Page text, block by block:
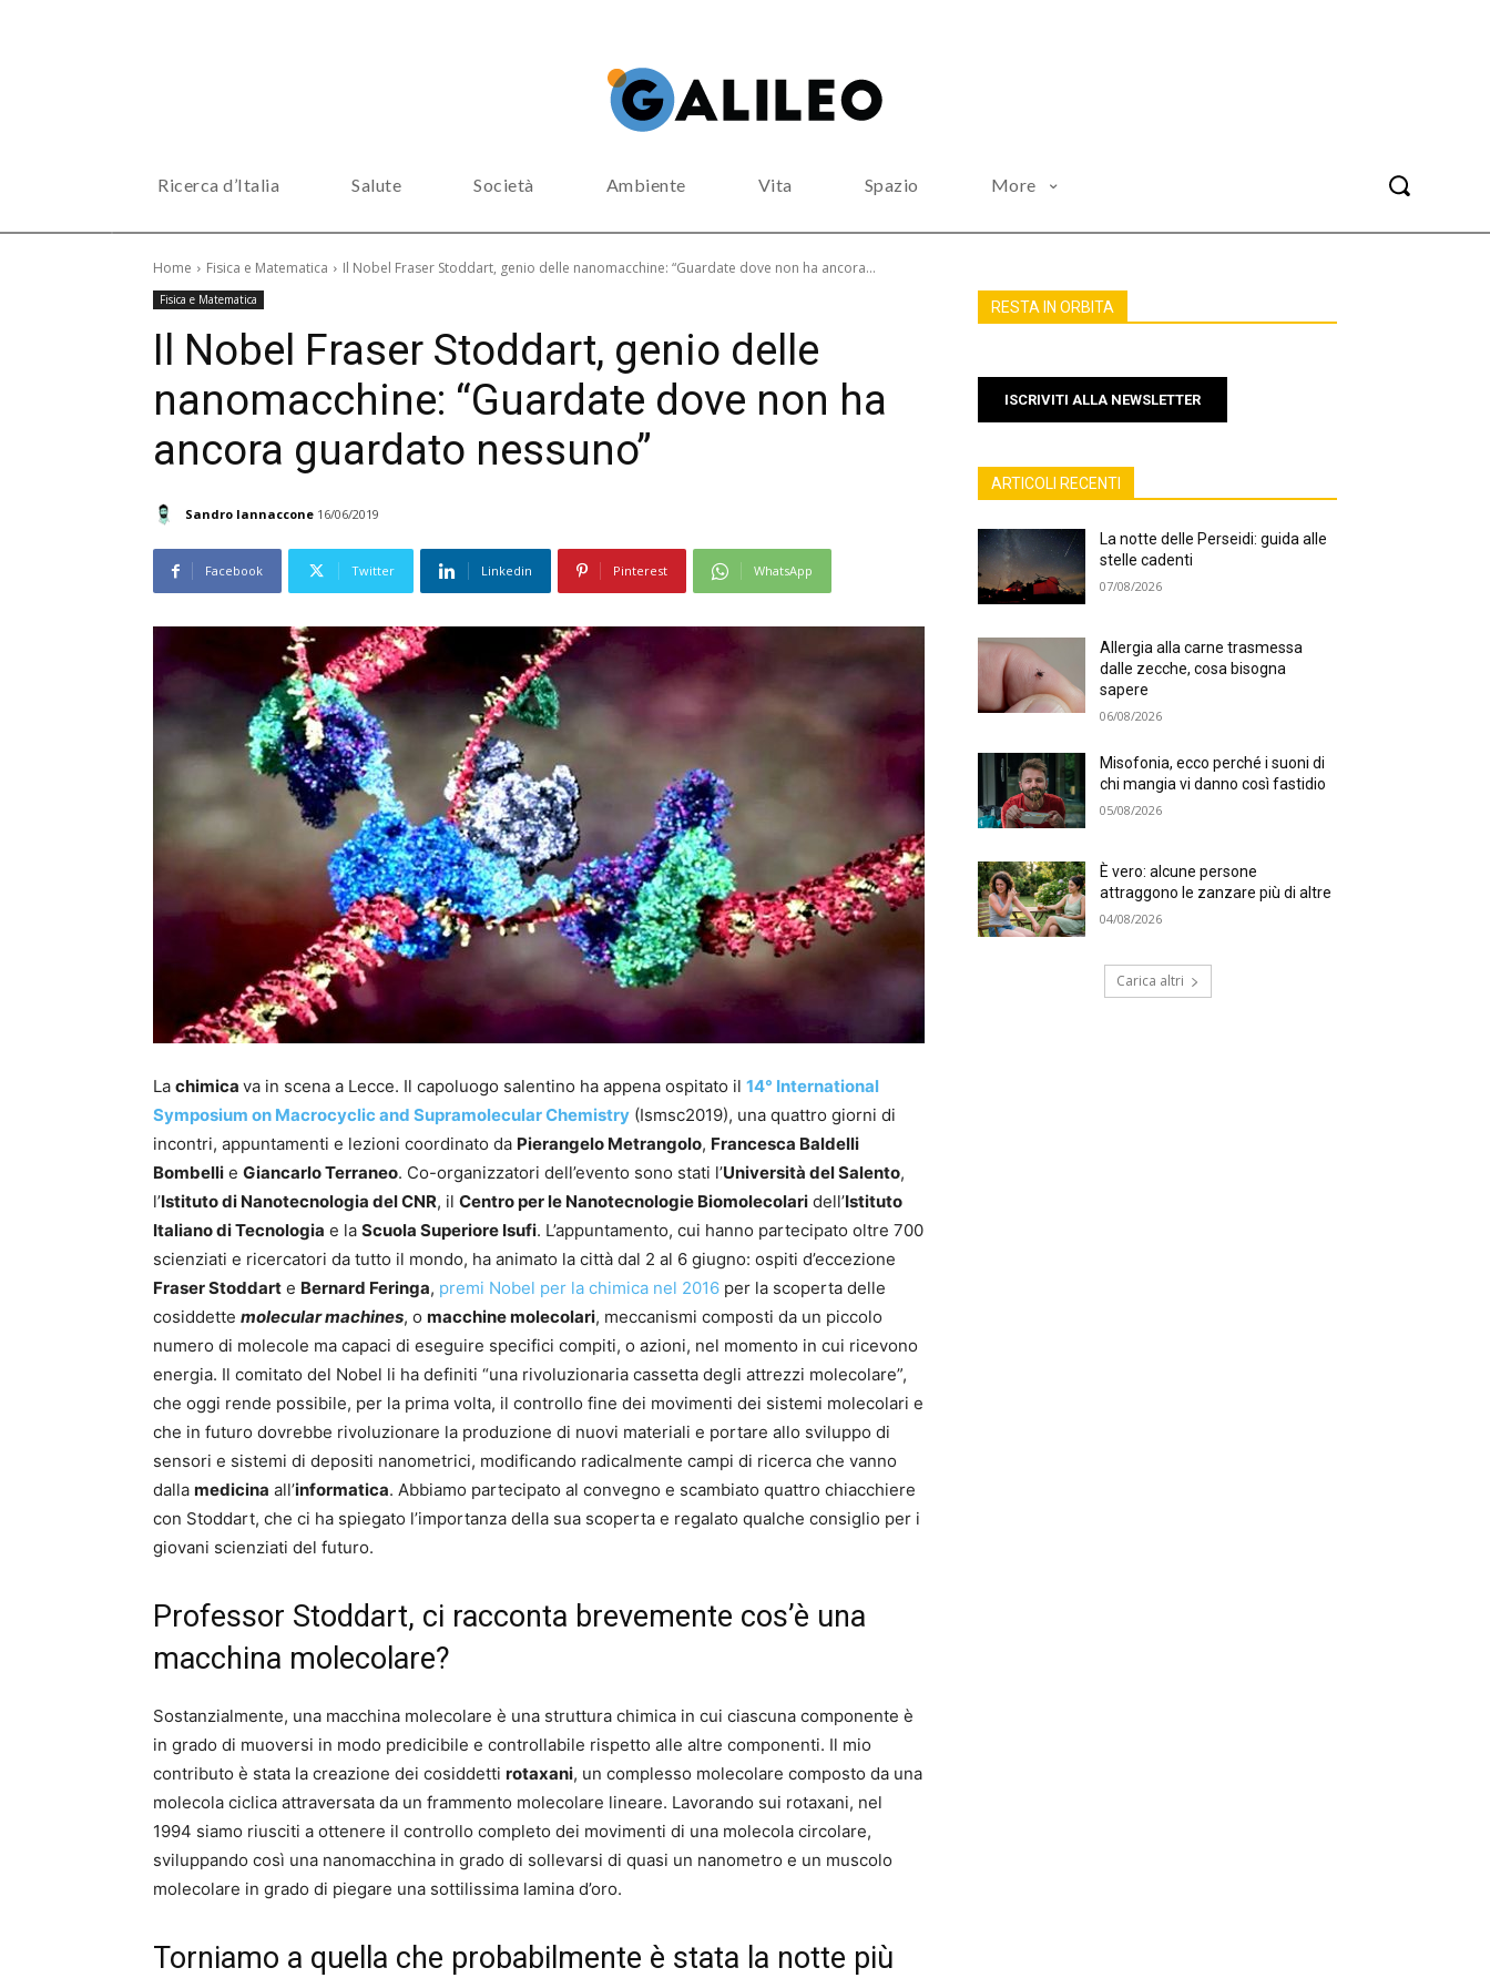
Ricerca d’Italia Salute Società Ambiente Vita Spazio More
Home Fisica e Matematica Il Nobel Fraser Stoddart, genio delle nanomacchine: “Guardate dove non ha ancora...
Fisica e Matematica
Il Nobel Fraser Stoddart, genio delle
nanomacchine: “Guardate dove non ha
ancora guardato nessuno”
Sandro Iannaccone 16/06/2019
Facebook Twitter Linkedin Pinterest WhatsApp
La chimica va in scena a Lecce. Il capoluogo salentino ha appena ospitato il 14° International
Symposium on Macrocyclic and Supramolecular Chemistry (Ismsc2019), una quattro giorni di
incontri, appuntamenti e lezioni coordinato da Pierangelo Metrangolo, Francesca Baldelli
Bombelli e Giancarlo Terraneo. Co-organizzatori dell’evento sono stati l’Università del Salento,
l’Istituto di Nanotecnologia del CNR, il Centro per le Nanotecnologie Biomolecolari dell’Istituto
Italiano di Tecnologia e la Scuola Superiore Isufi. L’appuntamento, cui hanno partecipato oltre 700
scienziati e ricercatori da tutto il mondo, ha animato la città dal 2 al 6 giugno: ospiti d’eccezione
Fraser Stoddart e Bernard Feringa, premi Nobel per la chimica nel 2016 per la scoperta delle
cosiddette molecular machines, o macchine molecolari, meccanismi composti da un piccolo
numero di molecole ma capaci di eseguire specifici compiti, o azioni, nel momento in cui ricevono
energia. Il comitato del Nobel li ha definiti “una rivoluzionaria cassetta degli attrezzi molecolare”,
che oggi rende possibile, per la prima volta, il controllo fine dei movimenti dei sistemi molecolari e
che in futuro dovrebbe rivoluzionare la produzione di nuovi materiali e portare allo sviluppo di
sensori e sistemi di depositi nanometrici, modificando radicalmente campi di ricerca che vanno
dalla medicina all’informatica. Abbiamo partecipato al convegno e scambiato quattro chiacchiere
con Stoddart, che ci ha spiegato l’importanza della sua scoperta e regalato qualche consiglio per i
giovani scienziati del futuro.
Professor Stoddart, ci racconta brevemente cos’è una
macchina molecolare?
Sostanzialmente, una macchina molecolare è una struttura chimica in cui ciascuna componente è
in grado di muoversi in modo predicibile e controllabile rispetto alle altre componenti. Il mio
contributo è stata la creazione dei cosiddetti rotaxani, un complesso molecolare composto da una
molecola ciclica attraversata da un frammento molecolare lineare. Lavorando sui rotaxani, nel
1994 siamo riusciti a ottenere il controllo completo dei movimenti di una molecola circolare,
sviluppando così una nanomacchina in grado di sollevarsi di quasi un nanometro e un muscolo
molecolare in grado di piegare una sottilissima lamina d’oro.
Torniamo a quella che probabilmente è stata la notte più
RESTA IN ORBITA
ISCRIVITI ALLA NEWSLETTER
ARTICOLI RECENTI
La notte delle Perseidi: guida alle
stelle cadenti
07/08/2026
Allergia alla carne trasmessa
dalle zecche, cosa bisogna
sapere
06/08/2026
Misofonia, ecco perché i suoni di
chi mangia vi danno così fastidio
05/08/2026
È vero: alcune persone
attraggono le zanzare più di altre
04/08/2026
Carica altri